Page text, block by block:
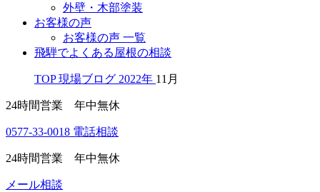
外壁・木部塗装
お客様の声
お客様の声 一覧
飛騨でよくある屋根の相談
TOP 現場ブログ 2022年 11月
24時間営業 年中無休
0577-33-0018 電話相談
24時間営業 年中無休
メール相談